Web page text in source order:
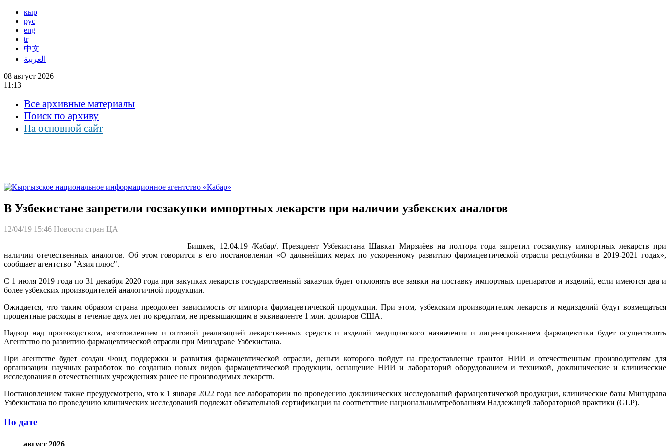
кыр
рус
eng
tr
中文
العربية
08 август 2026
11:13
Все архивные материалы
Поиск по архиву
На основной сайт
В Узбекистане запретили госзакупки импортных лекарств при наличии узбекских аналогов
12/04/19 15:46 Новости стран ЦА
Бишкек, 12.04.19 /Кабар/. Президент Узбекистана Шавкат Мирзиёев на полтора года запретил госзакупку импортных лекарств при
наличии отечественных аналогов. Об этом говорится в его постановлении «О дальнейших мерах по ускоренному развитию фармацевтической отрасли республики в 2019-2021 годах»,
сообщает агентство "Азия плюс".
С 1 июля 2019 года по 31 декабря 2020 года при закупках лекарств государственный заказчик будет отклонять все заявки на поставку импортных препаратов и изделий, если имеются два и
более узбекских производителей аналогичной продукции.
Ожидается, что таким образом страна преодолеет зависимость от импорта фармацевтической продукции. При этом, узбекским производителям лекарств и медизделий будут возмещаться
процентные расходы в течение двух лет по кредитам, не превышающим в эквиваленте 1 млн. долларов США.
Надзор над производством, изготовлением и оптовой реализацией лекарственных средств и изделий медицинского назначения и лицензированием фармацевтики будет осуществлять
Агентство по развитию фармацевтической отрасли при Минздраве Узбекистана.
При агентстве будет создан Фонд поддержки и развития фармацевтической отрасли, деньги которого пойдут на предоставление грантов НИИ и отечественным производителям для
организации научных разработок по созданию новых видов фармацевтической продукции, оснащение НИИ и лабораторий оборудованием и техникой, доклинические и клинические
исследования в отечественных учреждениях ранее не производимых лекарств.
Постановлением также преудусмотрено, что к 1 января 2022 года все лаборатории по проведению доклинических исследований фармацевтической продукции, клинические базы Минздрава
Узбекистана по проведению клинических исследований подлежат обязательной сертификации на соответствие национальнымтребованиям Надлежащей лабораторной практики (GLP).
По дате
август 2026